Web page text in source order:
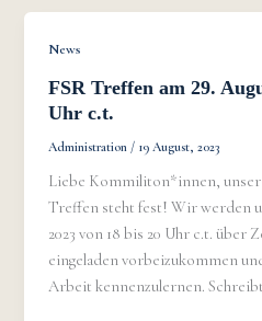
News
FSR Treffen am 29.
Uhr c.t.
Administration / 19 August, 2023
Liebe Kommiliton*innen, unser
Treffen steht fest! Wir werden
2023 von 18 bis 20 Uhr c.t. über
eingeladen vorbeizukommen
Arbeit kennenzulernen. Schreibt